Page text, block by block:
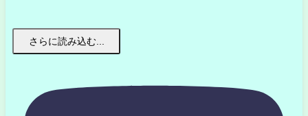
さらに読み込む...